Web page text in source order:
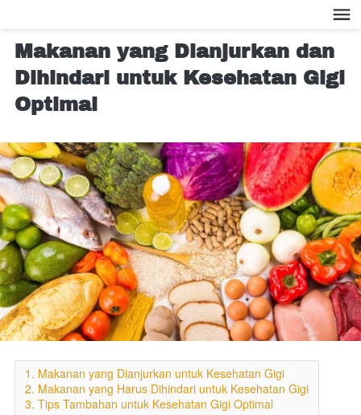
Makanan yang Dianjurkan dan
Dihindari untuk Kesehatan Gigi
Optimal
1. Makanan yang Dianjurkan untuk Kesehatan Gigi
2. Makanan yang Harus Dihindari untuk Kesehatan Gigi
3. Tips Tambahan untuk Kesehatan Gigi Optimal